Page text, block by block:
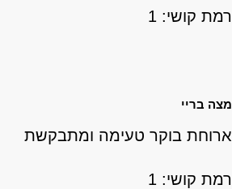
רמת קושי: 1
מצה בריי
ארוחת בוקר טעימה ומתבקשת
רמת קושי: 1